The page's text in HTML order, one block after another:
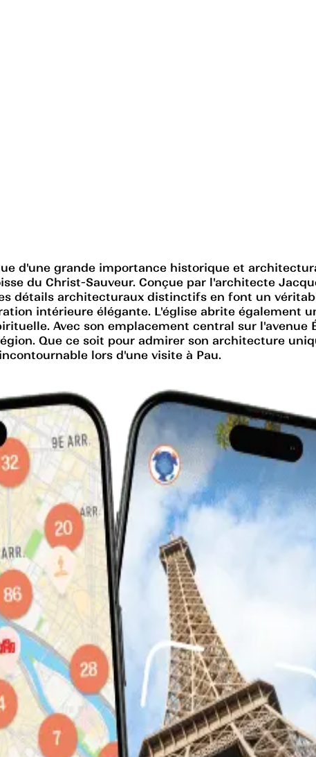
d'une grande importance historique et
du Christ-Sauveur. Conçue par l'architecte
détails architecturaux distinctifs en font un
intérieure élégante. L'église abrite également
Avec son emplacement central sur l'avenue
Que ce soit pour admirer son architecture
lors d'une visite à Pau.